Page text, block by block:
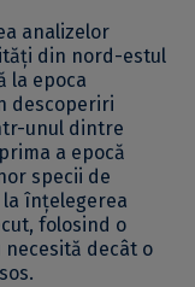
analizelor
din nord-estul
la epoca
descoperiri
unul dintre
a epocă
specii de
înțelegerea
folosind o
necesită decât o